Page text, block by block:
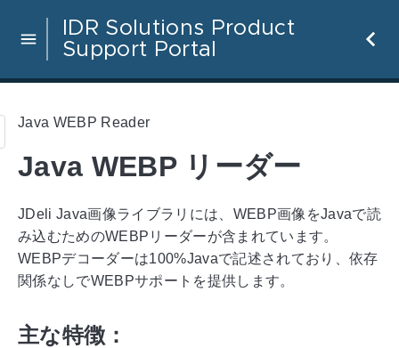
IDR Solutions Product
Support Portal
Java WEBP Reader
Java WEBP リーダー
JDeli Java画像ライブラリには、WEBP画像をJavaで読
み込むためのWEBPリーダーが含まれています。
WEBPデコーダーは100%Javaで記述されており、依存
関係なしでWEBPサポートを提供します。
主な特徴：